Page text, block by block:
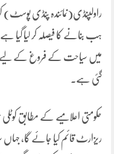
راولپنڈی(نمائندہ پنڈی پوسٹ)
ہب بنانے کا فیصلہ کر لیا گیا
میں سیاحت کے فروغ کے
گئی ہے۔
حکومتی اعلامیے کے مطابق کوٹلی
ریزارٹ قائم کیا جائے گا، جہاں